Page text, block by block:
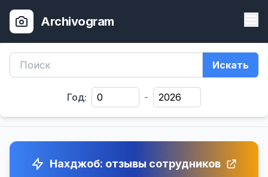
Archivogram
Искать
Год: -
Нахджоб: отзывы сотрудников